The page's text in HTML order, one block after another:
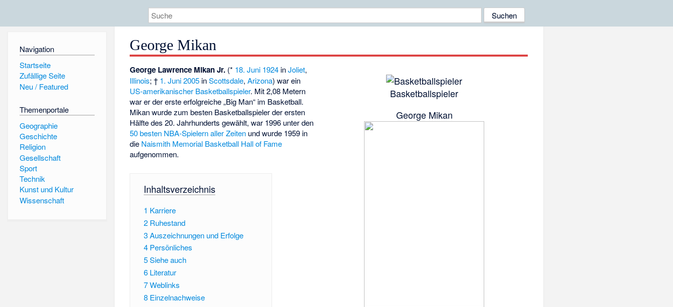
Navigation
Startseite
Zufällige Seite
Neu / Featured
Themenportale
Geographie
Geschichte
Religion
Gesellschaft
Sport
Technik
Kunst und Kultur
Wissenschaft
George Mikan
Basketballspieler
George Mikan
George Lawrence Mikan Jr. (* 18. Juni 1924 inJoliet,
Illinois; † 1. Juni 2005 inScottsdale,Arizona) war ein
US-amerikanischer Basketballspieler. Mit 2,08 Metern
war er der erste erfolgreiche „Big Man“ im Basketball.
Mikan wurde zum besten Basketballspieler der ersten
Hälfte des 20. Jahrhunderts gewählt, war 1996 unter den
50 besten NBA-Spielern aller Zeiten und wurde 1959 in
die Naismith Memorial Basketball Hall of Fame
aufgenommen.
Inhaltsverzeichnis
1 Karriere
2 Ruhestand
3Auszeichnungen und Erfolge
4 Persönliches
5Siehe auch
6 Literatur
7Weblinks
8 Einzelnachweise